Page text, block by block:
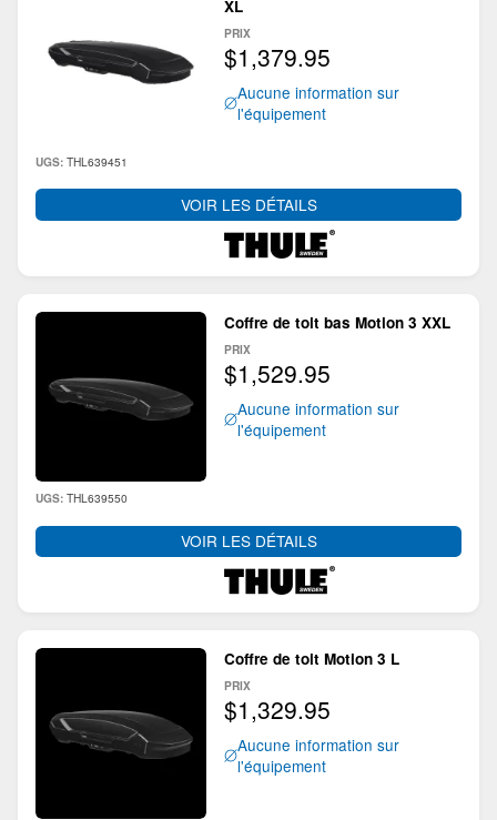
XL
Aucune information sur
l'équipement
PRIX
$1,379.95
UGS: THL639451
VOIR LES DÉTAILS
Coffre de toit bas Motion 3 XXL
Aucune information sur
l'équipement
PRIX
$1,529.95
UGS: THL639550
VOIR LES DÉTAILS
Coffre de toit Motion 3 L
Aucune information sur
l'équipement
PRIX
$1,329.95